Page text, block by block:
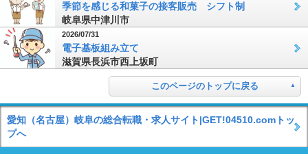
季節を感じる和菓子の接客販売 シフト制
岐阜県中津川市
2026/07/31
電子基板組み立て
滋賀県長浜市西上坂町
このページのトップに戻る
愛知（名古屋）岐阜の総合転職・求人サイト|GET!04510.comトッ
プへ